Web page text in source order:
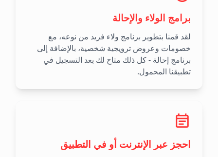
برامج الولاء والإحالة
لقد قمنا بتطوير برنامج ولاء فريد من نوعه، مع
خصومات وعروض ترويجية شخصية، بالإضافة إلى
برنامج إحالة - كل ذلك متاح لك بعد التسجيل في
تطبيقنا المحمول.
احجز عبر الإنترنت أو في التطبيق